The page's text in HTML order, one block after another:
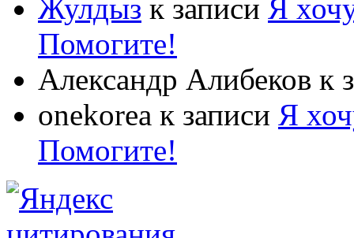
Жулдыз к записи Я
Помогите!
Александр Алибеков к
onekorea к записи Я
Помогите!